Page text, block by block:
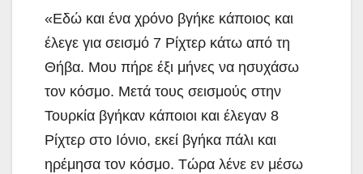
«Εδώ και ένα χρόνο βγήκε κάποιος και
έλεγε για σεισμό 7 Ρίχτερ κάτω από τη
Θήβα. Μου πήρε έξι μήνες να ησυχάσω
τον κόσμο. Μετά τους σεισμούς στην
Τουρκία βγήκαν κάποιοι και έλεγαν 8
Ρίχτερ στο Ιόνιο, εκεί βγήκα πάλι και
ηρέμησα τον κόσμο. Τώρα λένε εν μέσω